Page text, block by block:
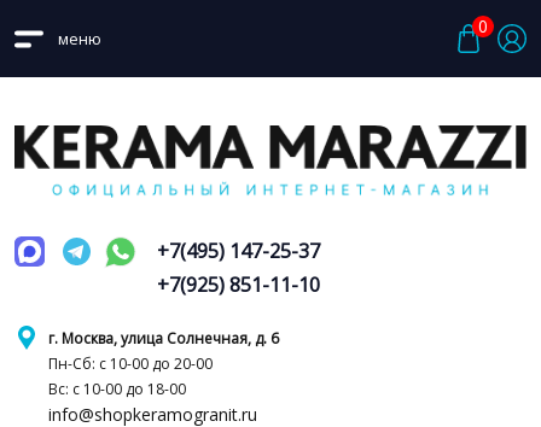
меню
0
г. Москва, улица Солнечная, д. 6
Пн-Сб: с 10-00 до 20-00
Вс: с 10-00 до 18-00
info@shopkeramogranit.ru
+7(495) 147-25-37
+7(925) 851-11-10